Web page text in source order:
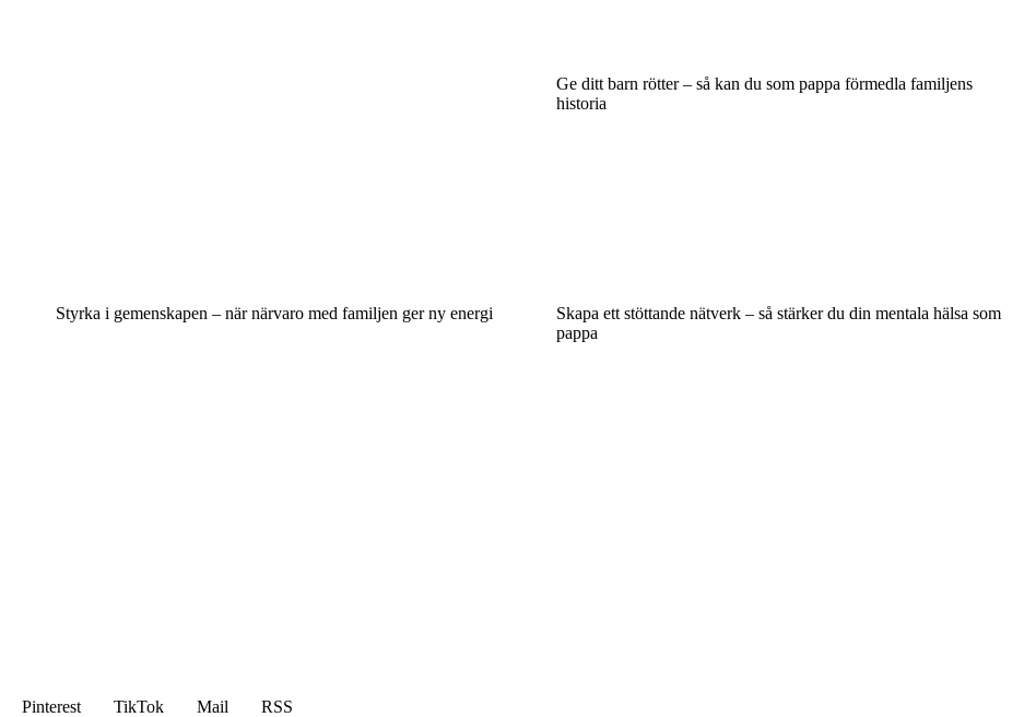
Ge ditt barn rötter – så kan du som pappa förmedla familjens
historia
Styrka i gemenskapen – när närvaro med familjen ger ny energi
Skapa ett stöttande nätverk – så stärker du din mentala hälsa som
pappa
Pinterest TikTok Mail
RSS